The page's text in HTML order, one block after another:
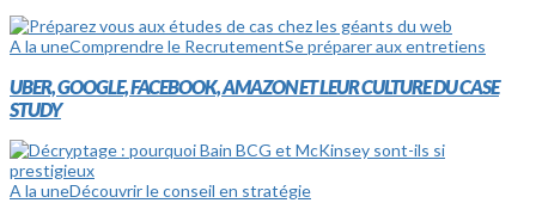
A la uneComprendre le RecrutementSe préparer aux entretiens
UBER, GOOGLE, FACEBOOK, AMAZON ET LEUR CULTURE DU CASE
STUDY
A la uneDécouvrir le conseil en stratégie